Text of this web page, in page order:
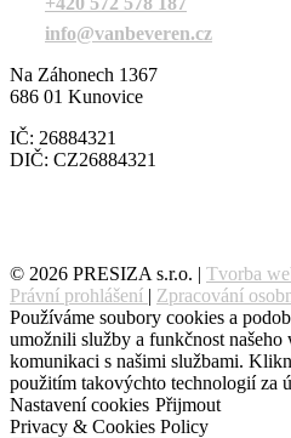
info@vanbeveren.cz
Na Záhonech 1367
686 01 Kunovice
IČ: 26884321
DIČ: CZ26884321
© 2026 PRESIZA s.r.o. | Tvorba
Právní prohlášení | Zpracování
Používáme soubory cookies a
umožnili služby a funkčnost našeho
komunikaci s našimi službami.
použitím takovýchto technologií za
Nastavení cookies Přijmout
Privacy & Cookies Policy